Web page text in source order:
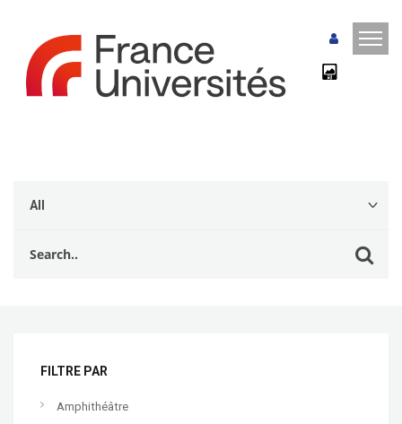
FILTRE PAR
Amphithéâtre